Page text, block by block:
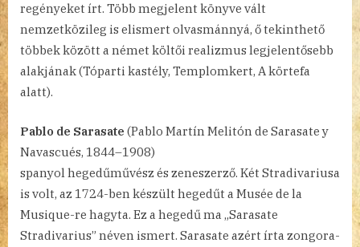
regényeket írt. Több megjelent könyve vált
nemzetközileg is elismert olvasmánnyá, ő tekinthető
többek között a német költői realizmus legjelentősebb
alakjának (Tóparti kastély, Templomkert, A körtefa
alatt).
Pablo de Sarasate (Pablo Martín Melitón de Sarasate y
Navascués, 1844–1908)
spanyol hegedűművész és zeneszerző. Két Stradivariusa
is volt, az 1724-ben készült hegedűt a Musée de la
Musique-re hagyta. Ez a hegedű ma „Sarasate
Stradivarius” néven ismert. Sarasate azért írta zongora-